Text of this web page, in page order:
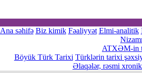
Ana səhifə Biz kimik Fəaliyyət Elmi-analitik
ATXƏM-in
Böyük Türk Tarixi Türklərin tarixi
Əlaqələr, rəsmi